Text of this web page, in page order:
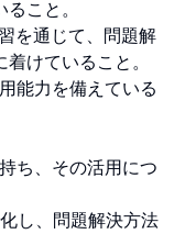
こと。
を通じて、問題解
けていること。
能力を備えている
ち、その活用につ
し、問題解決方法